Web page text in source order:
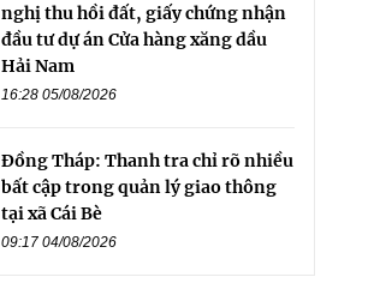
nghị thu hồi đất, giấy chứng nhận
đầu tư dự án Cửa hàng xăng dầu
Hải Nam
16:28 05/08/2026
Đồng Tháp: Thanh tra chỉ rõ nhiều
bất cập trong quản lý giao thông
tại xã Cái Bè
09:17 04/08/2026